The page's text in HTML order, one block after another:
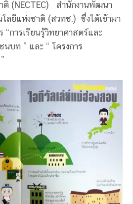
ติ (NECTEC) สำนักงานพัฒนา
ลยีแห่งชาติ (สวทช.) ซึ่งได้เข้ามา
“การเรียนรู้วิทยาศาสตร์และ
นบท ” และ “ โครงการ